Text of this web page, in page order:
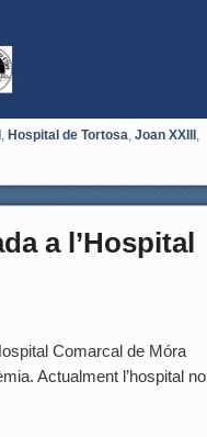
Hospital de Tortosa Joan XXIII
a l’Hospital
Comarcal de Móra
Actualment l’hospital no